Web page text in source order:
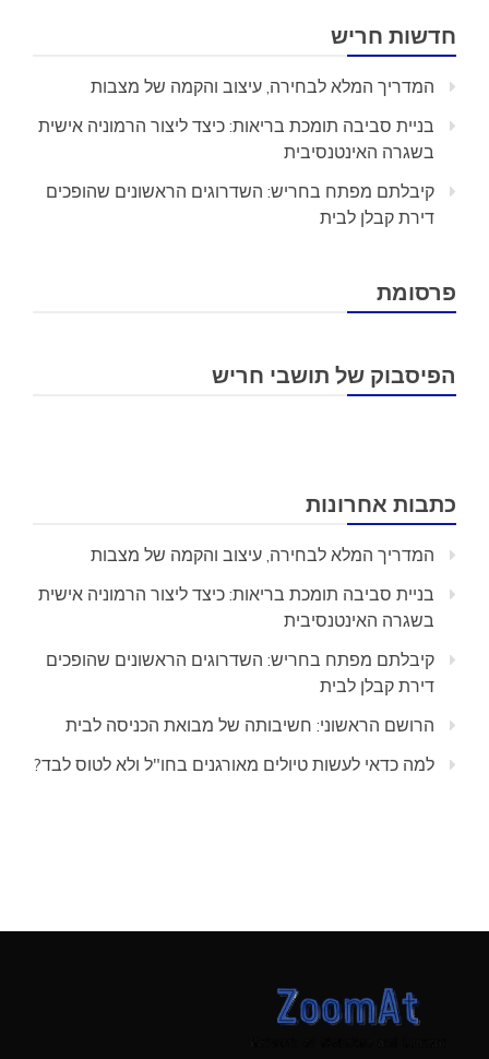
חדשות חריש
המדריך המלא לבחירה, עיצוב והקמה של מצבות
בניית סביבה תומכת בריאות: כיצד ליצור הרמוניה אישית
בשגרה האינטנסיבית
קיבלתם מפתח בחריש: השדרוגים הראשונים שהופכים
דירת קבלן לבית
פרסומת
הפיסבוק של תושבי חריש
כתבות אחרונות
המדריך המלא לבחירה, עיצוב והקמה של מצבות
בניית סביבה תומכת בריאות: כיצד ליצור הרמוניה אישית
בשגרה האינטנסיבית
קיבלתם מפתח בחריש: השדרוגים הראשונים שהופכים
דירת קבלן לבית
הרושם הראשוני: חשיבותה של מבואת הכניסה לבית
למה כדאי לעשות טיולים מאורגנים בחו"ל ולא לטוס לבד?